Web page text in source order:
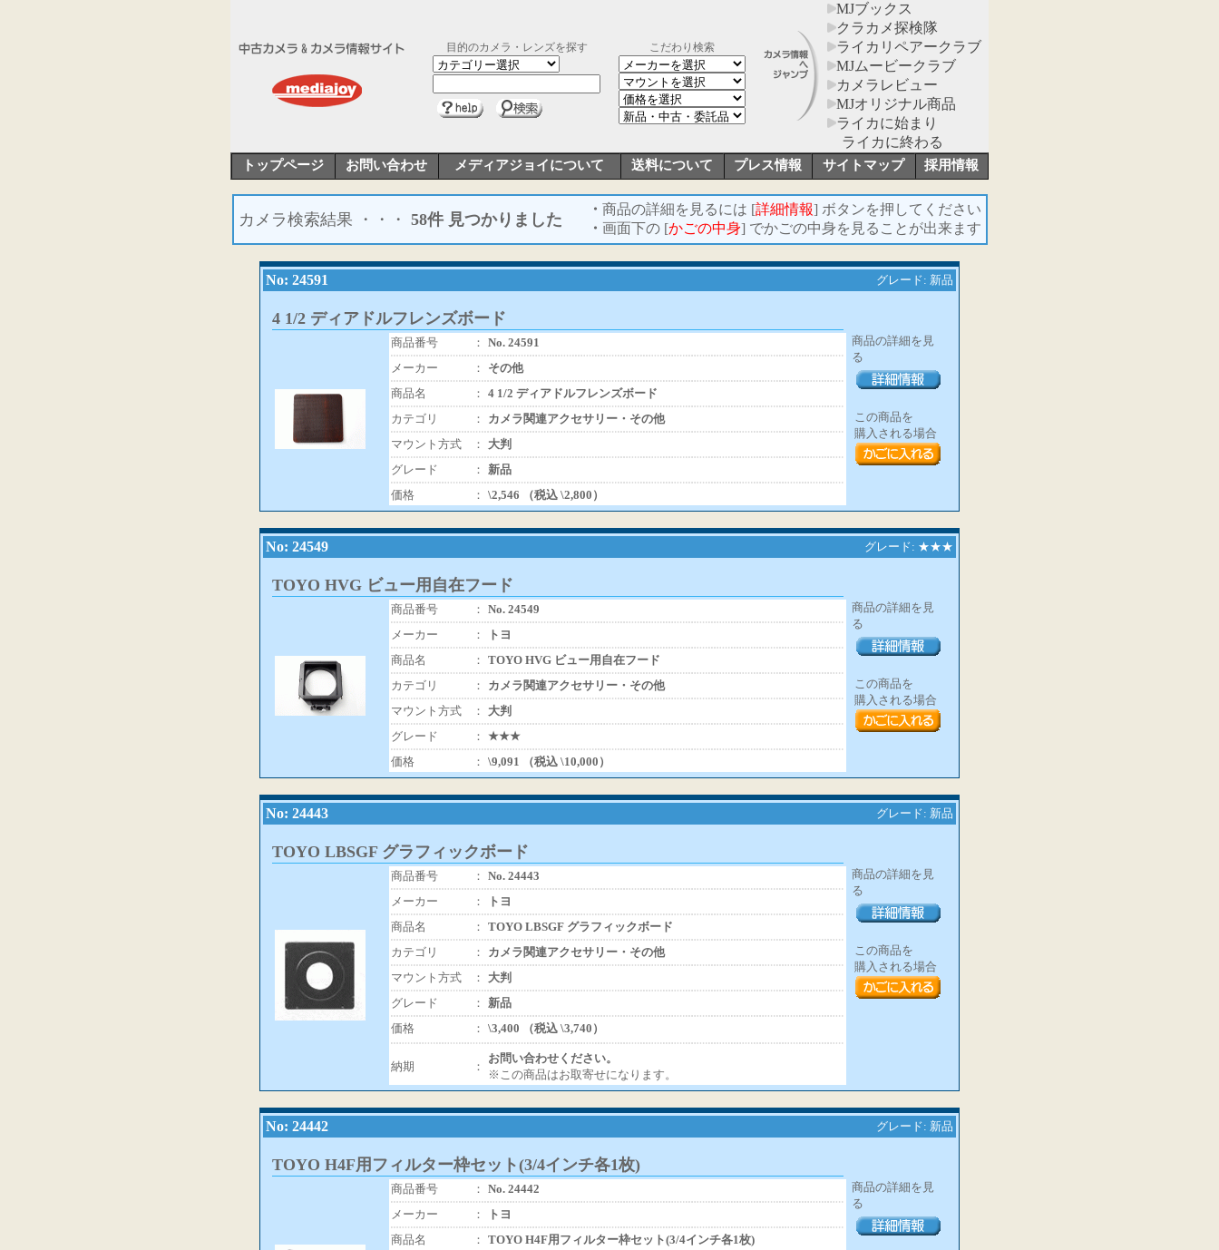
目的のカメラ・レンズを探す こだわり検索
MJブックス
クラカメ探検隊
ライカリペアークラブ
MJムービークラブ
カメラレビュー
MJオリジナル商品
ライカに始まり
ライカに終わる
トップページ お問い合わせ メディアジョイについて 送料について プレス情報 サイトマップ 採用情報
カメラ検索結果 ・・・ 58件 見つかりました
・ 商品の詳細を見るには [詳細情報] ボタンを押してください
・ 画面下の [かごの中身] でかごの中身を見ることが出来ます
No: 24591 グレード: 新品
4 1/2 ディアドルフレンズボード
商品番号 ： No. 24591
メーカー
：
その他
商品名
： 4 1/2 ディアドルフレンズボード
カテゴリ
：
カメラ関連アクセサリー・その他
マウント方式
：
大判
グレード
： 新品
価格
： \2,546 （税込 \2,800）
商品の詳細を見
る
この商品を
購入される場合
No: 24549 グレード: ★★★
TOYO HVG ビュー用自在フード
商品番号 ： No. 24549
メーカー
：
トヨ
商品名
： TOYO HVG ビュー用自在フード
カテゴリ
：
カメラ関連アクセサリー・その他
マウント方式
：
大判
グレード
： ★★★
価格
： \9,091 （税込 \10,000）
商品の詳細を見
る
この商品を
購入される場合
No: 24443 グレード: 新品
TOYO LBSGF グラフィックボード
商品番号 ： No. 24443
メーカー
：
トヨ
商品名
： TOYO LBSGF グラフィックボード
カテゴリ
：
カメラ関連アクセサリー・その他
マウント方式
：
大判
グレード
： 新品
価格
： \3,400 （税込 \3,740）
納期 ：
お問い合わせください。
※この商品はお取寄せになります。
商品の詳細を見
る
この商品を
購入される場合
No: 24442 グレード: 新品
TOYO H4F用フィルター枠セット(3/4インチ各1枚)
商品番号 ： No. 24442
メーカー
：
トヨ
商品名
： TOYO H4F用フィルター枠セット(3/4インチ各1枚)
商品の詳細を見
る